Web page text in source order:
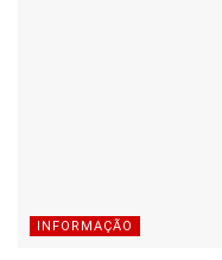
INFORMAÇÃO